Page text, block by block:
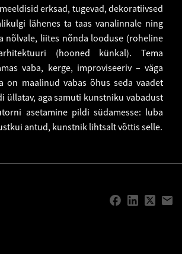
erksad, tugevad, dekoratiivsed
lähenes ta taas vanalinnale ning
nõlvale, liites nõnda looduse (roheline
(hooned künkal). Tema
vaba, kerge, improviseeriv – väga
on maalinud vabas õhus seda vaadet
üllatav, aga samuti kunstniku vabadust
asetamine pildi südamesse: luba
antud, kunstnik lihtsalt võttis selle.